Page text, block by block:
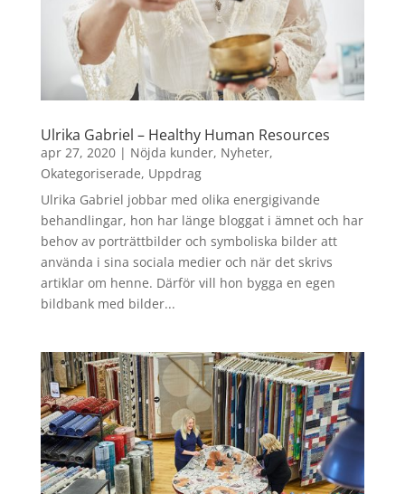
Ulrika Gabriel – Healthy Human Resources
apr 27, 2020| Nöjda kunder, Nyheter,
Okategoriserade, Uppdrag
Ulrika Gabriel jobbar med olika energigivande
behandlingar, hon har länge bloggat i ämnet och har
behov av porträttbilder och symboliska bilder att
använda i sina sociala medier och när det skrivs
artiklar om henne. Därför vill hon bygga en egen
bildbank med bilder...